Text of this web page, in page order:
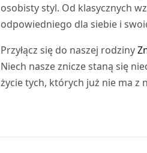
osobisty styl. Od klasycznych
odpowiedniego dla siebie i
Przyłącz się do naszej rodziny
Niech nasze znicze staną się
życie tych, których już nie ma z